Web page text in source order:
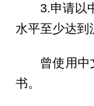
3.申请以
水平至少达到
曾使用
书。